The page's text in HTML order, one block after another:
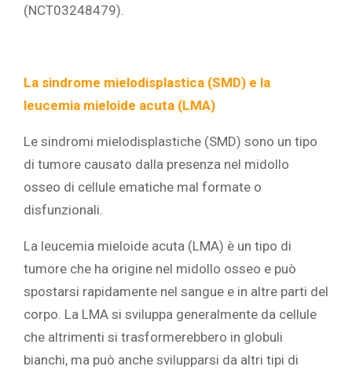
(NCT03248479).
La sindrome mielodisplastica (SMD) e la
leucemia mieloide acuta (LMA)
Le sindromi mielodisplastiche (SMD) sono un tipo
di tumore causato dalla presenza nel midollo
osseo di cellule ematiche mal formate o
disfunzionali.
La leucemia mieloide acuta (LMA) è un tipo di
tumore che ha origine nel midollo osseo e può
spostarsi rapidamente nel sangue e in altre parti del
corpo. La LMA si sviluppa generalmente da cellule
che altrimenti si trasformerebbero in globuli
bianchi, ma può anche svilupparsi da altri tipi di